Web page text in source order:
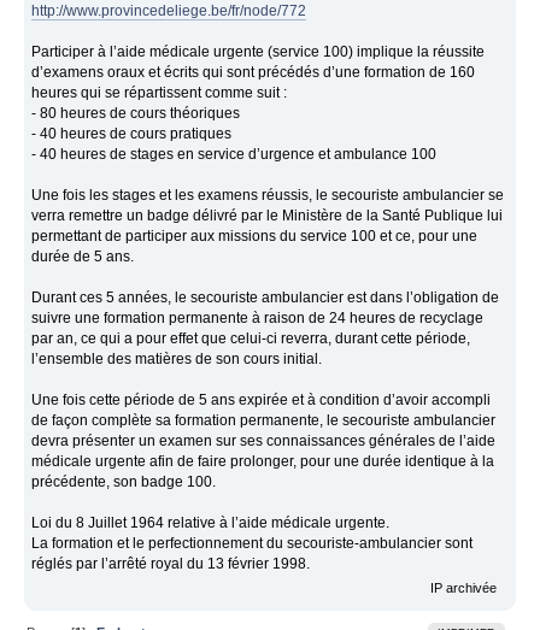
http://www.provincedeliege.be/fr/node/772
Participer à l’aide médicale urgente (service 100) implique la réussite
d’examens oraux et écrits qui sont précédés d’une formation de 160
heures qui se répartissent comme suit :
- 80 heures de cours théoriques
- 40 heures de cours pratiques
- 40 heures de stages en service d’urgence et ambulance 100
Une fois les stages et les examens réussis, le secouriste ambulancier se
verra remettre un badge délivré par le Ministère de la Santé Publique lui
permettant de participer aux missions du service 100 et ce, pour une
durée de 5 ans.
Durant ces 5 années, le secouriste ambulancier est dans l’obligation de
suivre une formation permanente à raison de 24 heures de recyclage
par an, ce qui a pour effet que celui-ci reverra, durant cette période,
l’ensemble des matières de son cours initial.
Une fois cette période de 5 ans expirée et à condition d’avoir accompli
de façon complète sa formation permanente, le secouriste ambulancier
devra présenter un examen sur ses connaissances générales de l’aide
médicale urgente afin de faire prolonger, pour une durée identique à la
précédente, son badge 100.
Loi du 8 Juillet 1964 relative à l’aide médicale urgente.
La formation et le perfectionnement du secouriste-ambulancier sont
réglés par l’arrêté royal du 13 février 1998.
IP archivée